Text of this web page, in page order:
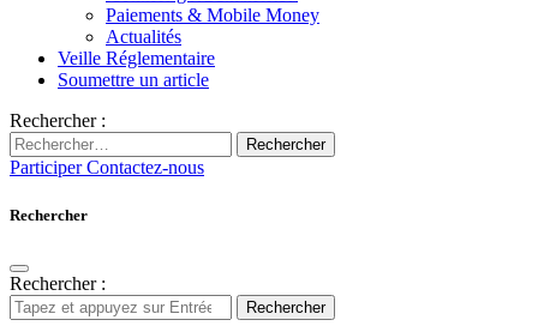
Paiements & Mobile Money
Actualités
Veille Réglementaire
Soumettre un article
Rechercher :
Rechercher
ParticiperContactez-nous
Rechercher
Rechercher :
Rechercher